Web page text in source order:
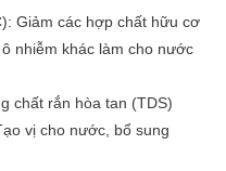
Giảm các hợp chất hữu cơ
nhiễm khác làm cho nước
chất rắn hòa tan (TDS)
vị cho nước, bổ sung